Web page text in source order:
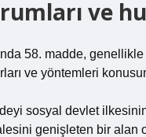
ve
58. madde, genellikle
ve yöntemleri
sosyal devlet
genişleten bir alan